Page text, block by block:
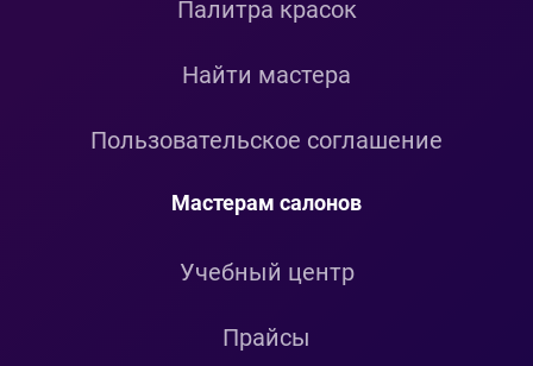
Палитра красок
Найти мастера
Пользовательское соглашение
Мастерам салонов
Учебный центр
Прайсы